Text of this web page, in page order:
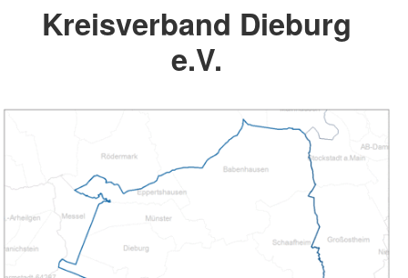
Kreisverband Dieburg
e.V.